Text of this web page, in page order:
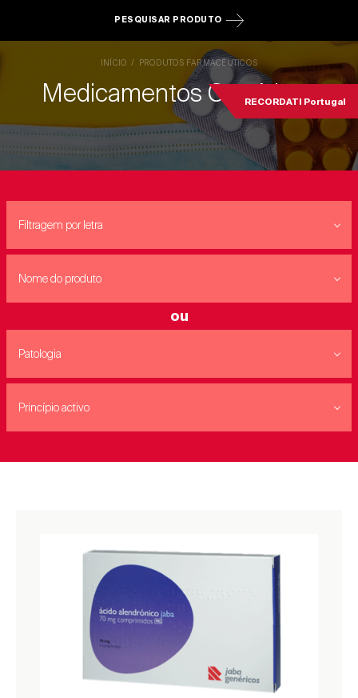
PESQUISAR PRODUTO
RECORDATI Portugal
INÍCIO PRODUTOS FARMACÊUTICOS
Medicamentos Genéricos
Filtragem por letra
Nome do produto
ou
Patologia
Princípio activo